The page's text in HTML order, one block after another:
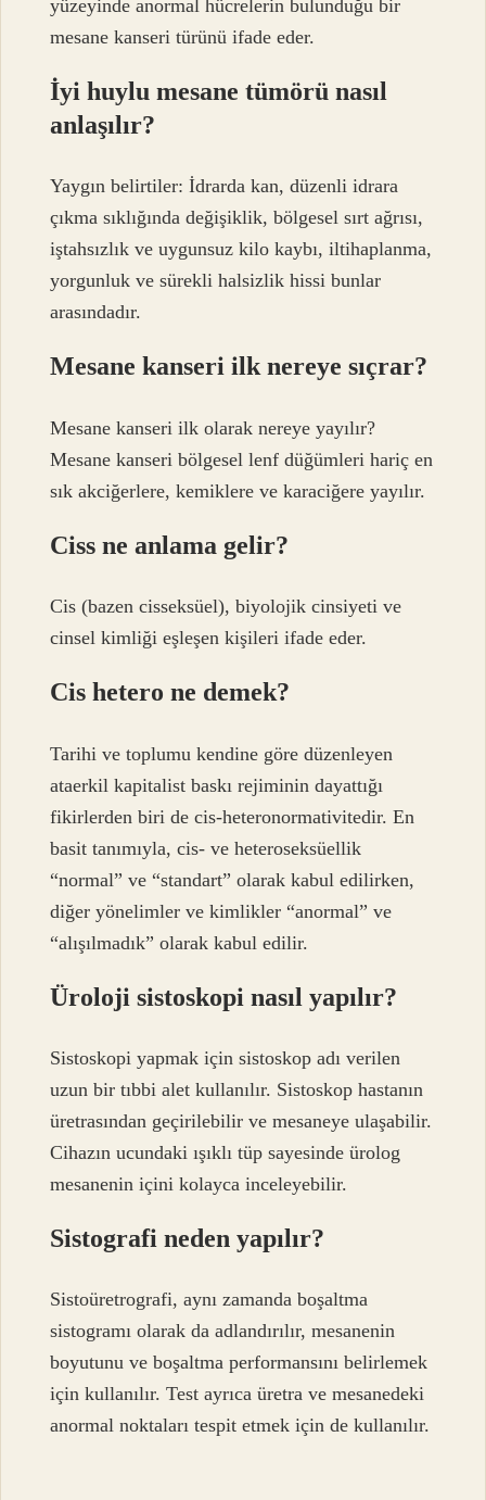
yüzeyinde anormal hücrelerin bulunduğu bir
mesane kanseri türünü ifade eder.
İyi huylu mesane tümörü nasıl
anlaşılır?
Yaygın belirtiler: İdrarda kan, düzenli idrara
çıkma sıklığında değişiklik, bölgesel sırt ağrısı,
iştahsızlık ve uygunsuz kilo kaybı, iltihaplanma,
yorgunluk ve sürekli halsizlik hissi bunlar
arasındadır.
Mesane kanseri ilk nereye sıçrar?
Mesane kanseri ilk olarak nereye yayılır?
Mesane kanseri bölgesel lenf düğümleri hariç en
sık akciğerlere, kemiklere ve karaciğere yayılır.
Ciss ne anlama gelir?
Cis (bazen cisseksüel), biyolojik cinsiyeti ve
cinsel kimliği eşleşen kişileri ifade eder.
Cis hetero ne demek?
Tarihi ve toplumu kendine göre düzenleyen
ataerkil kapitalist baskı rejiminin dayattığı
fikirlerden biri de cis-heteronormativitedir. En
basit tanımıyla, cis- ve heteroseksüellik
“normal” ve “standart” olarak kabul edilirken,
diğer yönelimler ve kimlikler “anormal” ve
“alışılmadık” olarak kabul edilir.
Üroloji sistoskopi nasıl yapılır?
Sistoskopi yapmak için sistoskop adı verilen
uzun bir tıbbi alet kullanılır. Sistoskop hastanın
üretrasından geçirilebilir ve mesaneye ulaşabilir.
Cihazın ucundaki ışıklı tüp sayesinde ürolog
mesanenin içini kolayca inceleyebilir.
Sistografi neden yapılır?
Sistoüretrografi, aynı zamanda boşaltma
sistogramı olarak da adlandırılır, mesanenin
boyutunu ve boşaltma performansını belirlemek
için kullanılır. Test ayrıca üretra ve mesanedeki
anormal noktaları tespit etmek için de kullanılır.